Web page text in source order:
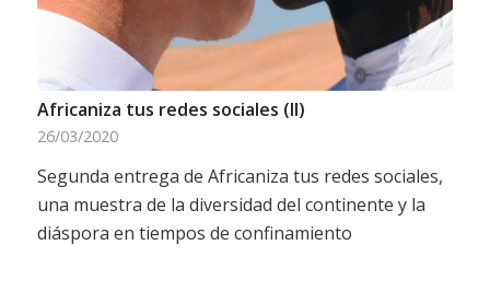
Africaniza tus redes sociales (II)
26/03/2020
Segunda entrega de Africaniza tus redes sociales,
una muestra de la diversidad del continente y la
diáspora en tiempos de confinamiento